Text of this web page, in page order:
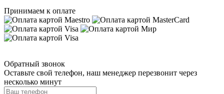
Принимаем к оплате
Обратный звонок
Оставьте свой телефон, наш менеджер перезвонит через
несколько минут